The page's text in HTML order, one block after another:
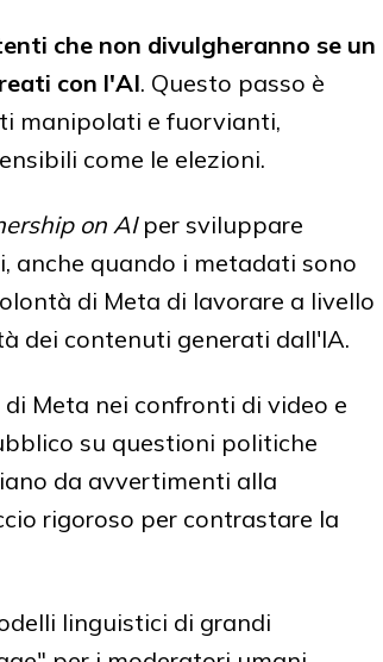
che non divulgheranno se un
con l'AI. Questo passo è
manipolati e fuorvianti,
come le elezioni.
on AIper sviluppare
anche quando i metadati sono
di Meta di lavorare a livello
dei contenuti generati dall'IA.
Meta nei confronti di video e
su questioni politiche
da avvertimenti alla
rigoroso per contrastare la
linguistici di grandi